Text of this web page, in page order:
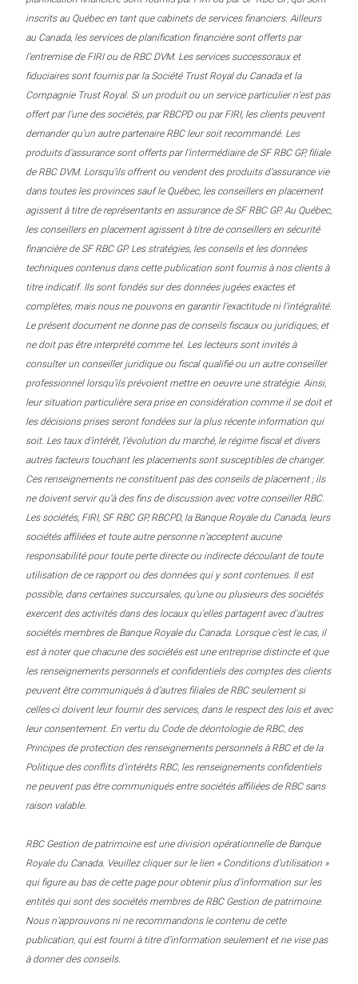
inscrits au Québec en tant que cabinets de services financiers. Ailleurs
au Canada, les services de planification financière sont offerts par
l’entremise de FIRI ou de RBC DVM. Les services successoraux et
fiduciaires sont fournis par la Société Trust Royal du Canada et la
Compagnie Trust Royal. Si un produit ou un service particulier n’est pas
offert par l’une des sociétés, par RBCPD ou par FIRI, les clients peuvent
demander qu’un autre partenaire RBC leur soit recommandé. Les
produits d’assurance sont offerts par l’intermédiaire de SF RBC GP, filiale
de RBC DVM. Lorsqu’ils offrent ou vendent des produits d’assurance vie
dans toutes les provinces sauf le Québec, les conseillers en placement
agissent à titre de représentants en assurance de SF RBC GP. Au Québec,
les conseillers en placement agissent à titre de conseillers en sécurité
financière de SF RBC GP. Les stratégies, les conseils et les données
techniques contenus dans cette publication sont fournis à nos clients à
titre indicatif. Ils sont fondés sur des données jugées exactes et
complètes, mais nous ne pouvons en garantir l’exactitude ni l’intégralité.
Le présent document ne donne pas de conseils fiscaux ou juridiques, et
ne doit pas être interprété comme tel. Les lecteurs sont invités à
consulter un conseiller juridique ou fiscal qualifié ou un autre conseiller
professionnel lorsqu’ils prévoient mettre en oeuvre une stratégie. Ainsi,
leur situation particulière sera prise en considération comme il se doit et
les décisions prises seront fondées sur la plus récente information qui
soit. Les taux d’intérêt, l’évolution du marché, le régime fiscal et divers
autres facteurs touchant les placements sont susceptibles de changer.
Ces renseignements ne constituent pas des conseils de placement ; ils
ne doivent servir qu’à des fins de discussion avec votre conseiller RBC.
Les sociétés, FIRI, SF RBC GP, RBCPD, la Banque Royale du Canada, leurs
sociétés affiliées et toute autre personne n’acceptent aucune
responsabilité pour toute perte directe ou indirecte découlant de toute
utilisation de ce rapport ou des données qui y sont contenues. Il est
possible, dans certaines succursales, qu’une ou plusieurs des sociétés
exercent des activités dans des locaux qu’elles partagent avec d’autres
sociétés membres de Banque Royale du Canada. Lorsque c’est le cas, il
est à noter que chacune des sociétés est une entreprise distincte et que
les renseignements personnels et confidentiels des comptes des clients
peuvent être communiqués à d’autres filiales de RBC seulement si
celles-ci doivent leur fournir des services, dans le respect des lois et avec
leur consentement. En vertu du Code de déontologie de RBC, des
Principes de protection des renseignements personnels à RBC et de la
Politique des conflits d’intérêts RBC, les renseignements confidentiels
ne peuvent pas être communiqués entre sociétés affiliées de RBC sans
raison valable.
RBC Gestion de patrimoine est une division opérationnelle de Banque
Royale du Canada. Veuillez cliquer sur le lien « Conditions d’utilisation »
qui figure au bas de cette page pour obtenir plus d’information sur les
entités qui sont des sociétés membres de RBC Gestion de patrimoine.
Nous n’approuvons ni ne recommandons le contenu de cette
publication, qui est fourni à titre d’information seulement et ne vise pas
à donner des conseils.